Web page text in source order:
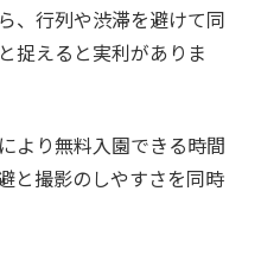
、行列や渋滞を避けて同
捉えると実利がありま
より無料入園できる時間
と撮影のしやすさを同時